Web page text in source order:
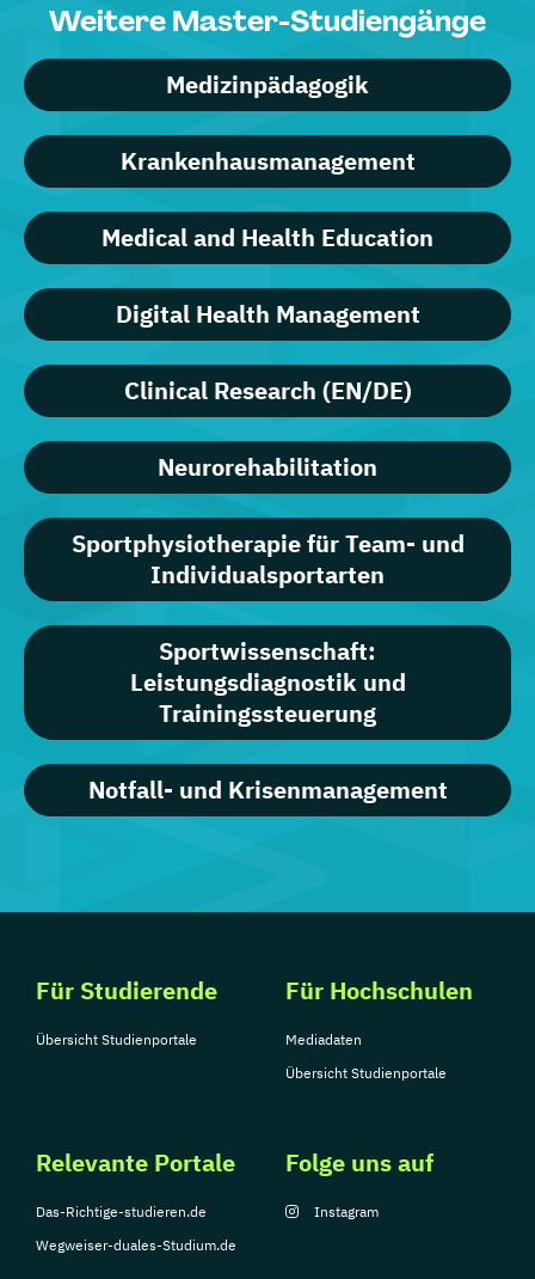
Weitere Master-Studiengänge
Medizinpädagogik
Krankenhausmanagement
Medical and Health Education
Digital Health Management
Clinical Research (EN/DE)
Neurorehabilitation
Sportphysiotherapie für Team- und
Individualsportarten
Sportwissenschaft:
Leistungsdiagnostik und
Trainingssteuerung
Notfall- und Krisenmanagement
Für Studierende
Übersicht Studienportale
Für Hochschulen
Mediadaten
Übersicht Studienportale
Relevante Portale
Das-Richtige-studieren.de
Wegweiser-duales-Studium.de
Folge uns auf
Instagram